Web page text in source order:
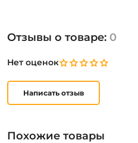
Отзывы о товаре: 0
Нет оценок
Написать отзыв
Похожие товары